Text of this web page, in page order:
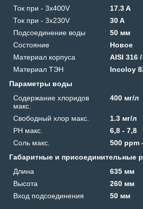
Ток при - 3x400V
17.3 A
Ток при - 3x230V
30 A
Подсоединение воды
50 мм
Состояние
Новое
Материал корпуса
AISI 316
Материал ТЭН
Incoloy
Параметры воды
Содержание хлоридов
макс.
400 мг/л
Свободный хлор макс.
1.3 мг/л
PH макс.
6,8 - 7,8
Соль макс.
500 ppm
Габаритные и присоединительные
Длина
635 мм
Высота
260 мм
Вход подсоединения
50 мм